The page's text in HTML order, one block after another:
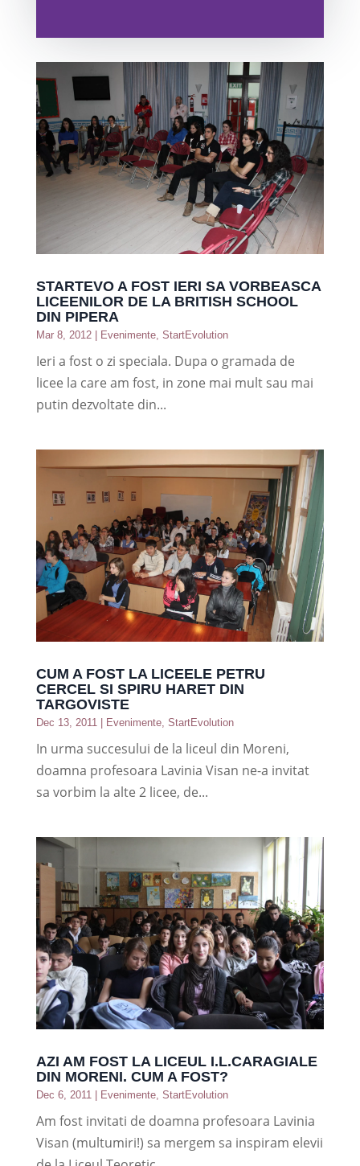
STARTEVO A FOST IERI SA VORBEASCA
LICEENILOR DE LA BRITISH SCHOOL
DIN PIPERA
Mar 8, 2012| Evenimente, StartEvolution
Ieri a fost o zi speciala. Dupa o gramada de
licee la care am fost, in zone mai mult sau mai
putin dezvoltate din...
CUM A FOST LA LICEELE PETRU
CERCEL SI SPIRU HARET DIN
TARGOVISTE
Dec 13, 2011 Evenimente, StartEvolution
In urma succesului de la liceul din Moreni,
doamna profesoara Lavinia Visan ne-a invitat
sa vorbim la alte 2 licee, de...
AZI AM FOST LA LICEUL I.L.CARAGIALE
DIN MORENI. CUM A FOST?
Dec 6, 2011 Evenimente, StartEvolution
Am fost invitati de doamna profesoara Lavinia
Visan (multumiri!) sa mergem sa inspiram elevii